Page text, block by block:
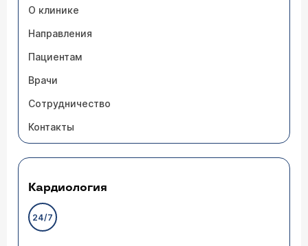
О клинике
Направления
Пациентам
Врачи
Сотрудничество
Контакты
Кардиология
24/7